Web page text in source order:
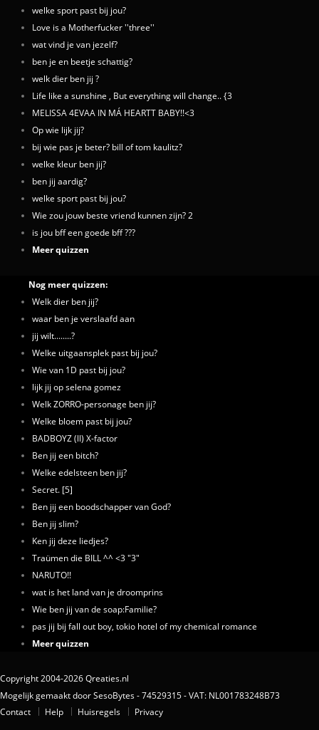
welke sport past bij jou?
Love is a Motherfucker ''three''
wat vind je van jezelf?
ben je en beetje schattig?
welk dier ben jij ?
Life like a sunshine , But everything will change.. {3
MELISSA 4EVAA IN MÁ HEARTT BABY!!<3
Op wie lijk jij?
bij wie pas je beter? bill of tom kaulitz?
welke kleur ben jij?
ben jij aardig?
welke sport past bij jou?
Wie zou jouw beste vriend kunnen zijn? 2
is jou bff een goede bff ???
Meer quizzen
Nog meer quizzen:
Welk dier ben jij?
waar ben je verslaafd aan
jij wilt........?
Welke uitgaansplek past bij jou?
Wie van 1D past bij jou?
lijk jij op selena gomez
Welk ZORRO-personage ben jij?
Welke bloem past bij jou?
BADBOYZ (ll) X-factor
Ben jij een bitch?
Welke edelsteen ben jij?
Secret. [5]
Ben jij een boodschapper van God?
Ben jij slim?
Ken jij deze liedjes?
Traümen die BILL ^^ <3 "3"
NARUTO!!
wat is het land van je droomprins
Wie ben jij van de soap:Familie?
pas jij bij fall out boy, tokio hotel of my chemical romance
Meer quizzen
Copyright 2004-2026 Qreaties.nl
Mogelijk gemaakt door SesoBytes - 74529315 - VAT: NL001783248B73
Contact
Help Huisregels Privacy